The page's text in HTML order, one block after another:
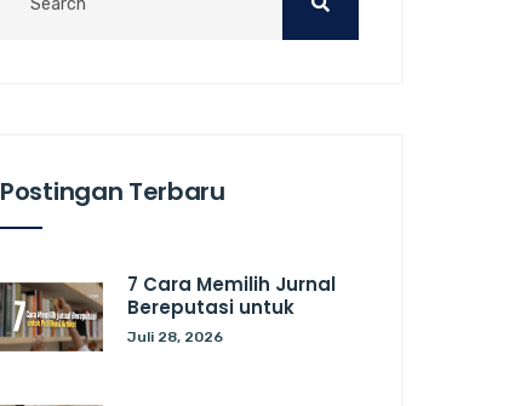
Postingan Terbaru
7 Cara Memilih Jurnal
Bereputasi untuk
Juli 28, 2026